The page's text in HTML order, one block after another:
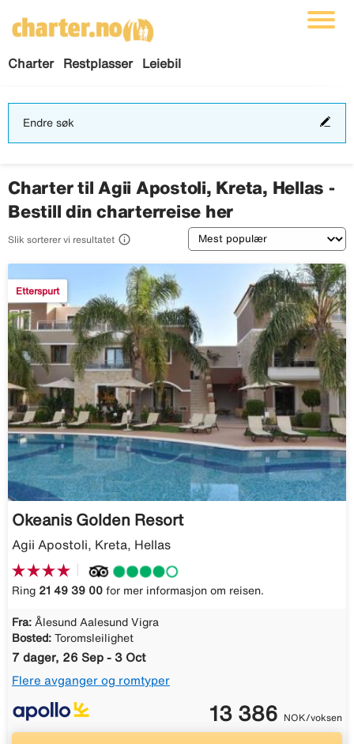
Charter Restplasser Leiebil
Endre søk
Charter til Agii Apostoli, Kreta, Hellas -
Bestill din charterreise her
Slik sorterer vi resultatet  Sortering
Etterspurt
Okeanis Golden Resort
Agii Apostoli, Kreta, Hellas
Ring 21 49 39 00 for mer informasjon om reisen.
Fra: Ålesund Aalesund Vigra
Bosted: Toromsleilighet
7 dager, 26 Sep - 3 Oct
Flere avganger og romtyper
13 386 NOK/voksen